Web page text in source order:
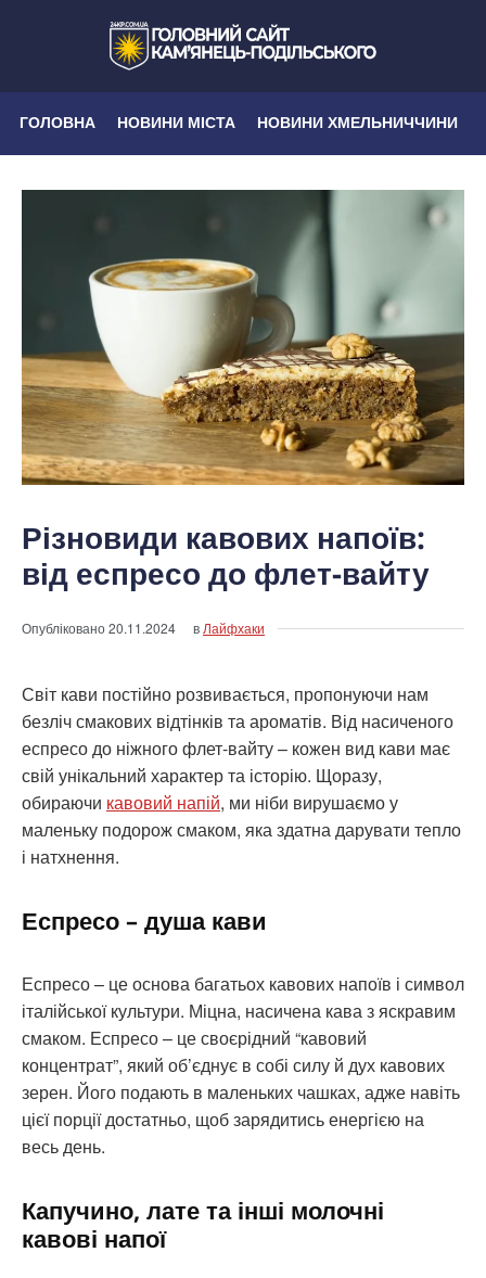
ГОЛОВНА НОВИНИ МІСТА НОВИНИ ХМЕЛЬНИЧЧИНИ
Різновиди кавових напоїв:
від еспресо до флет-вайту
Опубліковано20.11.2024 в Лайфхаки
Світ кави постійно розвивається, пропонуючи нам
безліч смакових відтінків та ароматів. Від насиченого
еспресо до ніжного флет-вайту – кожен вид кави має
свій унікальний характер та історію. Щоразу,
обираючи кавовий напій, ми ніби вирушаємо у
маленьку подорож смаком, яка здатна дарувати тепло
і натхнення.
Еспресо – душа кави
Еспресо – це основа багатьох кавових напоїв і символ
італійської культури. Міцна, насичена кава з яскравим
смаком. Еспресо – це своєрідний “кавовий
концентрат”, який об’єднує в собі силу й дух кавових
зерен. Його подають в маленьких чашках, адже навіть
цієї порції достатньо, щоб зарядитись енергією на
весь день.
Капучино, лате та інші молочні
кавові напої